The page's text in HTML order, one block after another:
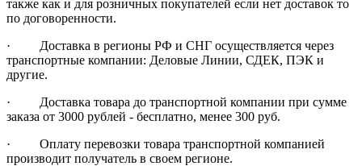
также как и для розничных покупателей если нет доставок то
по договоренности.
· Доставка в регионы РФ и СНГ осуществляется через
транспортные компании: Деловые Линии, СДЕК, ПЭК и
другие.
· Доставка товара до транспортной компании при сумме
заказа от 3000 рублей - бесплатно, менее 300 руб.
· Оплату перевозки товара транспортной компанией
производит получатель в своем регионе.